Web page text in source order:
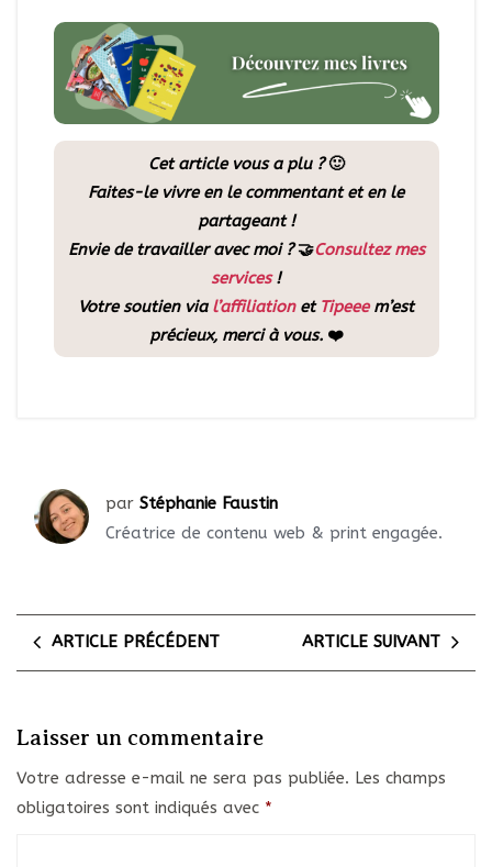
Cet article vous a plu ?🙂
Faites-le vivre en le commentant et en le
partageant !
Envie de travailler avec moi ?🤝Consultez mes
services!
Votre soutien via l’affiliationet Tipeeem’est
précieux, merci à vous. ❤️
par Stéphanie Faustin
Créatrice de contenu web & print engagée.
ARTICLE PRÉCÉDENT ARTICLE SUIVANT
Laisser un commentaire
Votre adresse e-mail ne sera pas publiée. Les champs
obligatoires sont indiqués avec *